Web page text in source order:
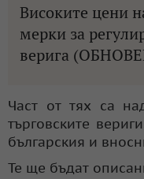
Високите цени
мерки за
верига
Част от тях са
търговските
българския и
Те ще бъдат